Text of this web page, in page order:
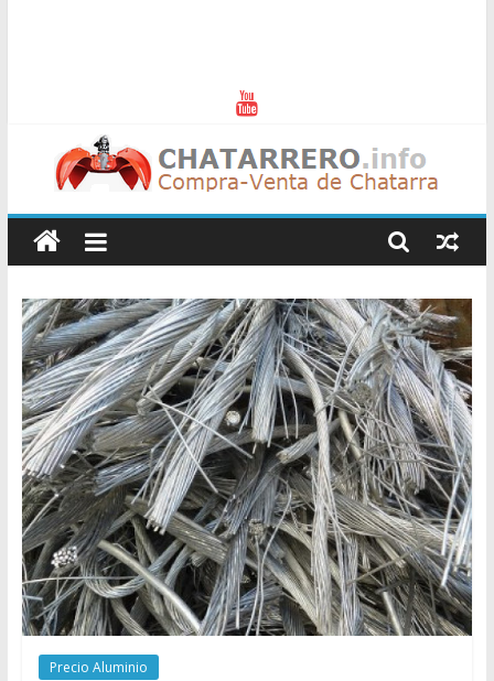
Chatarreros
–
Precio
de
Chatarra
Directorio
de
Chatarreros
para
vender
Chatarra
Precio Aluminio